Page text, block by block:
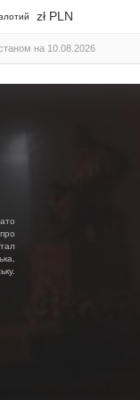
zł PLN
на 10.08.2026